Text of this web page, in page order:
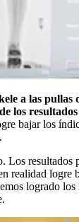
a las pullas
los
bajar los
Los resultados
realidad logre
logrado los